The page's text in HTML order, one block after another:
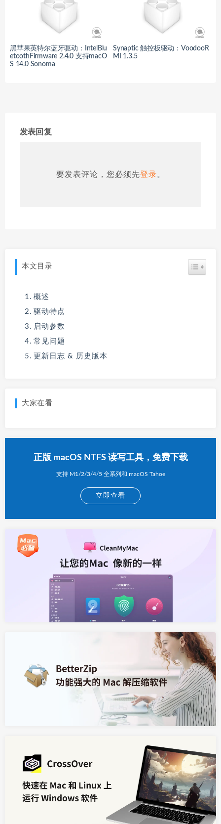
黑苹果英特尔蓝牙驱动：IntelBlu
etoothFirmware 2.4.0 支持macO
S 14.0 Sonoma
Synaptic 触控板驱动：VoodooR
MI 1.3.5
发表回复
要发表评论，您必须先登录。
本文目录
概述
驱动特点
启动参数
常见问题
更新日志 & 历史版本
大家在看
正版 macOS NTFS 读写工具，免费下载
支持 M1/2/3/4/5 全系列和 macOS Tahoe
立即查看